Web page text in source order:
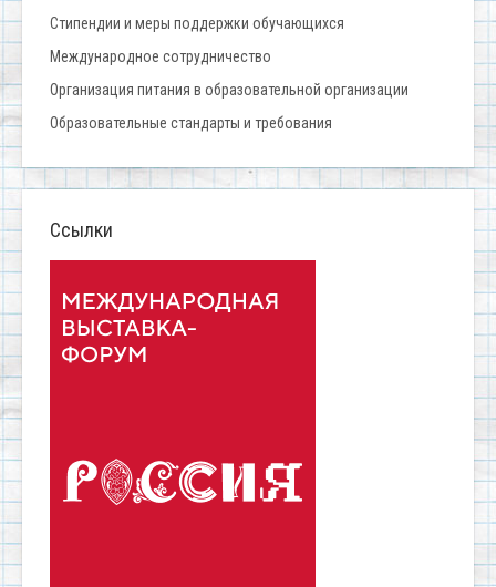
Стипендии и меры поддержки обучающихся
Международное сотрудничество
Организация питания в образовательной организации
Образовательные стандарты и требования
Ссылки